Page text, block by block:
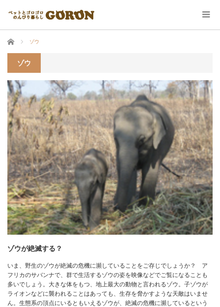
ホーム ゾウ
ゾウ
ゾウが絶滅する？
いま、野生のゾウが絶滅の危機に瀕していることをご存じでしょうか？ ア
フリカのサバンナで、群で生活するゾウの姿を映像などでご覧になることも
多いでしょう。大きな体をもつ、地上最大の動物と言われるゾウ。子ゾウが
ライオンなどに襲われることはあっても、生存を脅かすような天敵はいませ
ん。生態系の頂点にいるともいえるゾウが、絶滅の危機に瀕しているという